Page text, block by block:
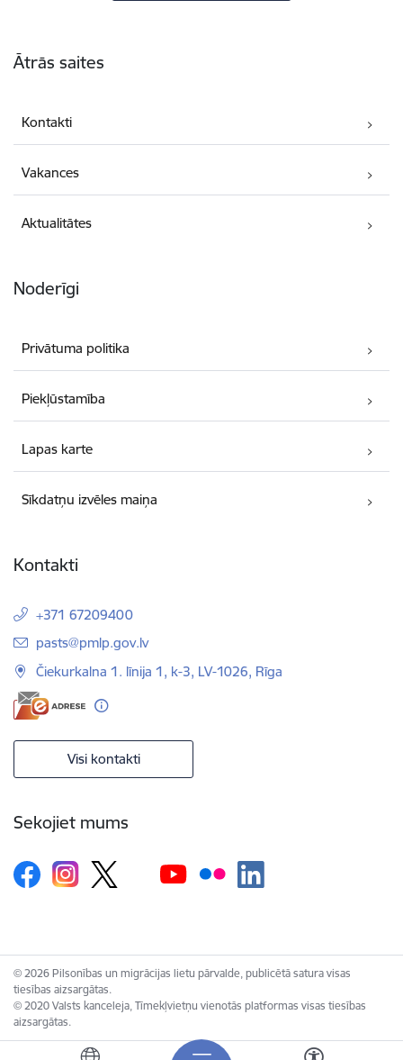
Ātrās saites
Kontakti
Vakances
Aktualitātes
Noderīgi
Privātuma politika
Piekļūstamība
Lapas karte
Sīkdatņu izvēles maiņa
Kontakti
+371 67209400
E-pasts:
pasts@pmlp.gov.lv
Čiekurkalna 1. līnija 1, k-3, LV-1026, Rīga
Visi kontakti
Sekojiet mums
© 2026 Pilsonības un migrācijas lietu pārvalde, publicētā satura visas
tiesības aizsargātas.
© 2020 Valsts kanceleja, Tīmekļvietņu vienotās platformas visas tiesības
aizsargātas.